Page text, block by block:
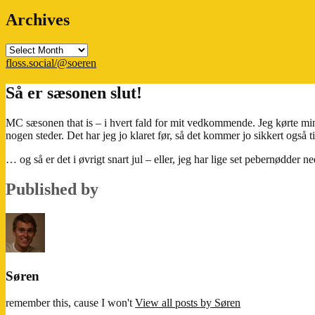
Archives
Archives
floss.social/@soeren
Så er sæsonen slut!
MC sæsonen that is – i hvert fald for mit vedkommende. Jeg kørte
nogen steder. Det har jeg jo klaret før, så det kommer jo sikkert også
… og så er det i øvrigt snart jul – eller, jeg har lige set pebernødder
Published by
Søren
remember this, cause I won't View all posts by Søren